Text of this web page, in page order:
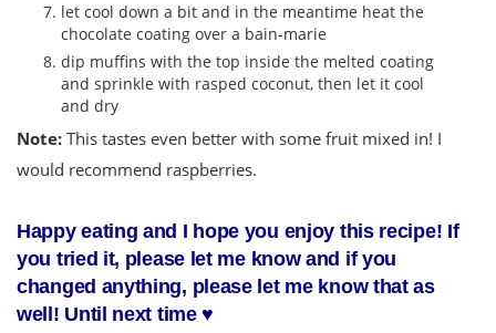
let cool down a bit and in the meantime heat the
chocolate coating over a bain-marie
dip muffins with the top inside the melted coating
and sprinkle with rasped coconut, then let it cool
and dry
Note: This tastes even better with some fruit mixed in! I
would recommend raspberries.
Happy eating and I hope you enjoy this recipe! If
you tried it, please let me know and if you
changed anything, please let me know that as
well! Until next time ♥